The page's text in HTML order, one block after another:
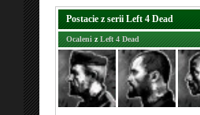
Postacie z serii Left 4 Dead
Ocaleni zLeft 4 Dead